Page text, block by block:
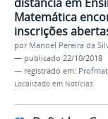
Matemática
inscrições
por Manoel Pereira da
— publicado 22/10/2018
— registrado em: Profmat
Localizado em Notícias